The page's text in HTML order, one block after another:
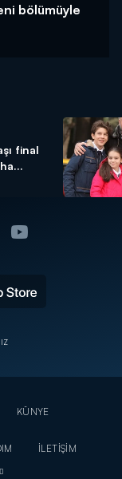
bölümüyle
final
KÜNYE
İLETİŞİM